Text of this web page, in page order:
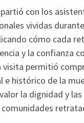
con los
vividas
cómo cada
y la confianza
visita permitió
e histórico de la
la dignidad y